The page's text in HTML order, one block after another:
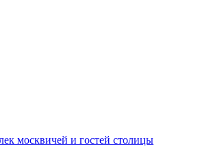
москвичей и гостей столицы